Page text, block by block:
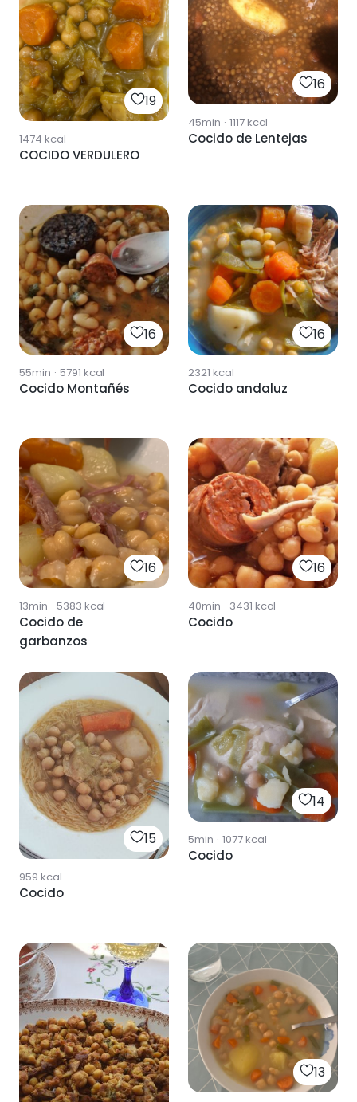
19
1474 kcal
COCIDO VERDULERO
16
45min · 1117kcal
Cocido de Lentejas
16
55min · 5791 kcal
Cocido Montañés
16
2321 kcal
Cocido andaluz
16
13min · 5383 kcal
Cocido de
garbanzos
16
40min · 3431 kcal
Cocido
15
959 kcal
Cocido
14
5min · 1077kcal
Cocido
13